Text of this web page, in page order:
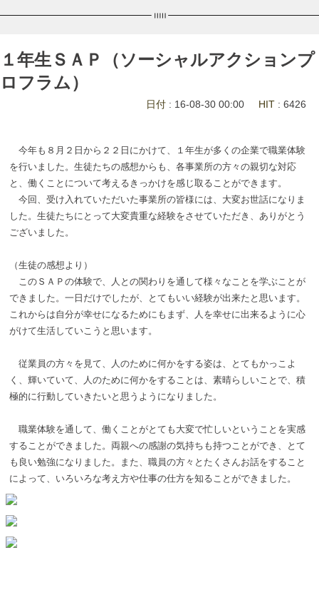
１年生ＳＡＰ（ソーシャルアクションプ
ロフラム）
日付 : 16-08-30 00:00 HIT : 6426
今年も８月２日から２２日にかけて、１年生が多くの企業で職業体験
を行いました。生徒たちの感想からも、各事業所の方々の親切な対応
と、働くことについて考えるきっかけを感じ取ることができます。
今回、受け入れていただいた事業所の皆様には、大変お世話になりま
した。生徒たちにとって大変貴重な経験をさせていただき、ありがとう
ございました。
（生徒の感想より）
このＳＡＰの体験で、人との関わりを通して様々なことを学ぶことが
できました。一日だけでしたが、とてもいい経験が出来たと思います。
これからは自分が幸せになるためにもまず、人を幸せに出来るように心
がけて生活していこうと思います。
従業員の方々を見て、人のために何かをする姿は、とてもかっこよ
く、輝いていて、人のために何かをすることは、素晴らしいことで、積
極的に行動していきたいと思うようになりました。
職業体験を通して、働くことがとても大変で忙しいということを実感
することができました。両親への感謝の気持ちも持つことができ、とて
も良い勉強になりました。また、職員の方々とたくさんお話をすること
によって、いろいろな考え方や仕事の仕方を知ることができました。